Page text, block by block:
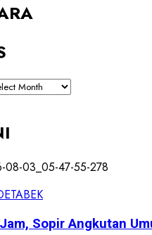
Sopir Angkutan